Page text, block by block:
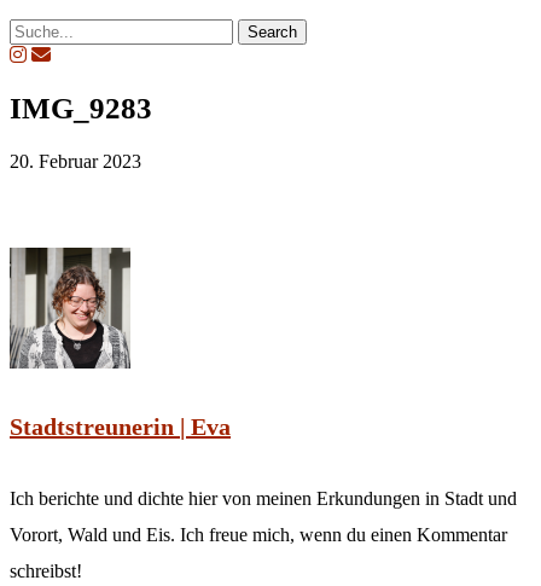
Search
IMG_9283
20. Februar 2023
Stadtstreunerin | Eva
Ich berichte und dichte hier von meinen Erkundungen in Stadt und
Vorort, Wald und Eis. Ich freue mich, wenn du einen Kommentar
schreibst!